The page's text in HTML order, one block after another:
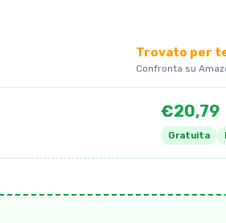
Trovato per
Confronta su
€20,79
Gratuita